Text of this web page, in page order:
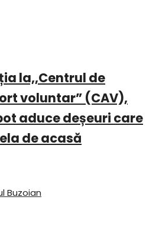
la,,Centrul de
voluntar” (CAV),
aduce deșeuri care
de acasă
Buzoian